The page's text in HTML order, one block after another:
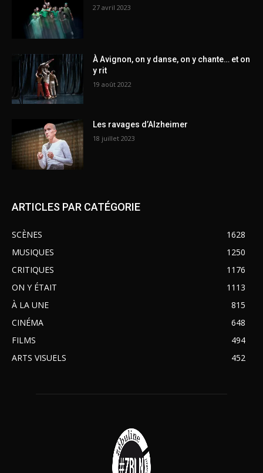
27 avril 2023
À Avignon, on y danse, on y chante… et on
y rit
19 août 2022
Les ravages d’Alzheimer
18 juillet 2023
ARTICLES PAR CATÉGORIE
SCÈNES
1628
MUSIQUES
1250
CRITIQUES
1176
ON Y ÉTAIT
1113
À LA UNE
815
CINÉMA
648
FILMS
494
ARTS VISUELS
452